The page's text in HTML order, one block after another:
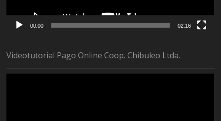
00:00 02:16
Videotutorial Pago Online Coop. Chibuleo Ltda.